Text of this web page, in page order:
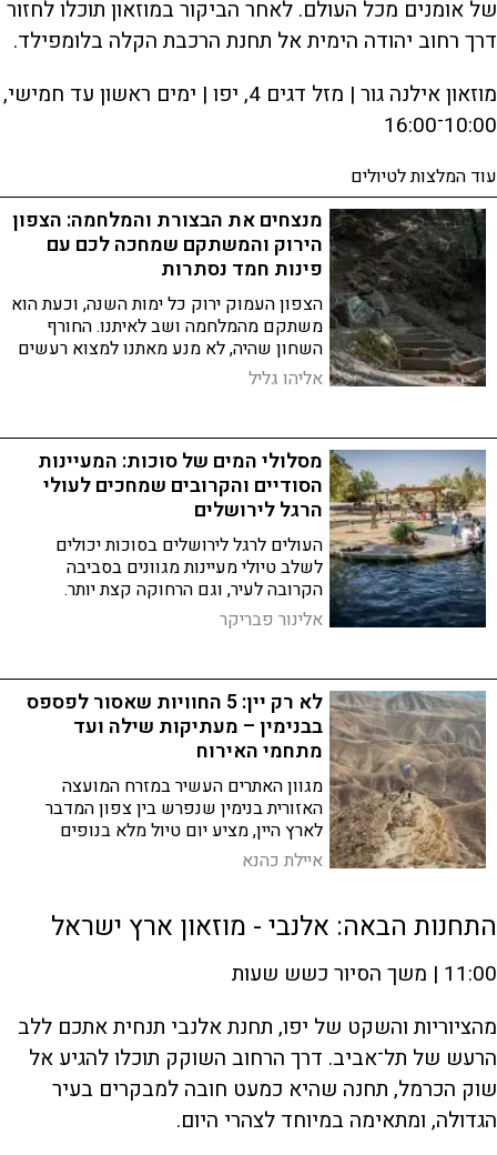
של אומנים מכל העולם. לאחר הביקור במוזאון תוכלו לחזור
דרך רחוב יהודה הימית אל תחנת הרכבת הקלה בלומפילד.
מוזאון אילנה גור | מזל דגים 4, יפו | ימים ראשון עד חמישי,
10:00־16:00
עוד המלצות לטיולים
מנצחים את הבצורת והמלחמה: הצפון
הירוק והמשתקם שמחכה לכם עם
פינות חמד נסתרות
הצפון העמוק ירוק כל ימות השנה, וכעת הוא
משתקם מהמלחמה ושב לאיתנו. החורף
השחון שהיה, לא מנע מאתנו למצוא רעשים
משמחים של פכפוך מים ולחשוף לעיניכם
אליהו גליל
מסלולי המים של סוכות: המעיינות
הסודיים והקרובים שמחכים לעולי
הרגל לירושלים
העולים לרגל לירושלים בסוכות יכולים
לשלב טיולי מעיינות מגוונים בסביבה
הקרובה לעיר, וגם הרחוקה קצת יותר.
עצלנים וגם חרוצים, הכינו את התיקים ובחרו
לכם נקודת יעד או מסלול
אלינור פבריקר
לא רק יין: 5 החוויות שאסור לפספס
בבנימין – מעתיקות שילה ועד
מתחמי האירוח
מגוון האתרים העשיר במזרח המועצה
האזורית בנימין שנפרש בין צפון המדבר
לארץ היין, מציע יום טיול מלא בנופים
וחוויות. מהעתיקות בתל שילה, דרך מעיינות
איילת כהנא
התחנות הבאה: אלנבי - מוזאון ארץ ישראל
11:00 | משך הסיור כשש שעות
מהציוריות והשקט של יפו, תחנת אלנבי תנחית אתכם ללב
הרעש של תל־אביב. דרך הרחוב השוקק תוכלו להגיע אל
שוק הכרמל, תחנה שהיא כמעט חובה למבקרים בעיר
הגדולה, ומתאימה במיוחד לצהרי היום.